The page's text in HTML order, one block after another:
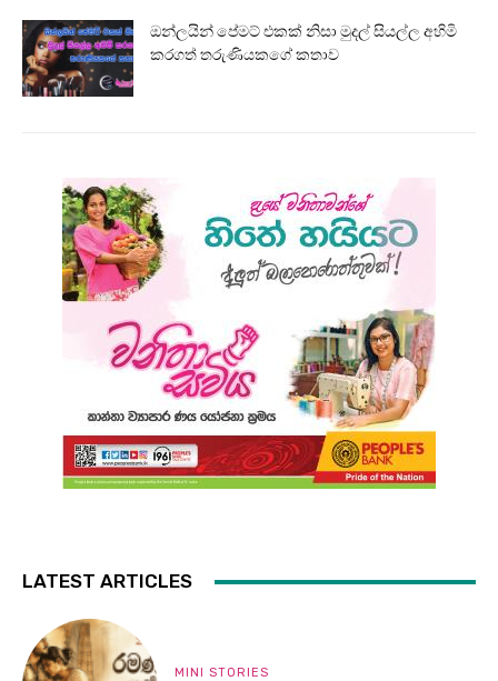
ඔන්ලයින් පේමට් එකක් නිසා මුදල් සියල්ල අහිමි
කරගත් තරුණියකගේ කතාව
LATEST ARTICLES
MINI STORIES